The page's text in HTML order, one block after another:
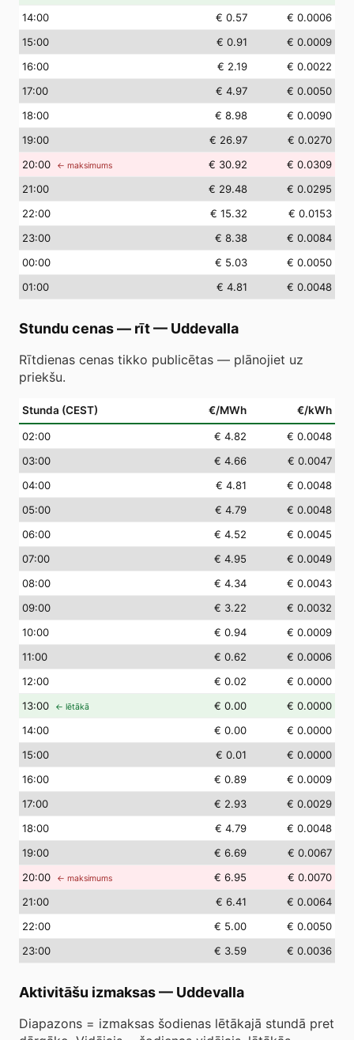
14:00 € 0.57
€ 0.0006
15:00 € 0.91
€ 0.0009
16:00 € 2.19
€ 0.0022
17:00 € 4.97
€ 0.0050
18:00 € 8.98
€ 0.0090
19:00 € 26.97
€ 0.0270
20:00 ← maksimums € 30.92
€ 0.0309
21:00 € 29.48
€ 0.0295
22:00 € 15.32
€ 0.0153
23:00 € 8.38
€ 0.0084
00:00 € 5.03
€ 0.0050
01:00 € 4.81 € 0.0048
Stundu cenas — rīt— Uddevalla
Rītdienas cenas tikko publicētas — plānojiet uz
priekšu.
Stunda (CEST) €/MWh €/kWh
02:00 € 4.82
€ 0.0048
03:00 € 4.66
€ 0.0047
04:00 € 4.81
€ 0.0048
05:00 € 4.79
€ 0.0048
06:00 € 4.52
€ 0.0045
07:00 € 4.95
€ 0.0049
08:00 € 4.34
€ 0.0043
09:00 € 3.22
€ 0.0032
10:00 € 0.94
€ 0.0009
11:00 € 0.62
€ 0.0006
12:00 € 0.02
€ 0.0000
13:00 ← lētākā € 0.00
€ 0.0000
14:00 € 0.00
€ 0.0000
15:00 € 0.01
€ 0.0000
16:00 € 0.89
€ 0.0009
17:00 € 2.93
€ 0.0029
18:00 € 4.79
€ 0.0048
19:00 € 6.69
€ 0.0067
20:00 ← maksimums € 6.95
€ 0.0070
21:00 € 6.41
€ 0.0064
22:00 € 5.00
€ 0.0050
23:00 € 3.59 € 0.0036
Aktivitāšu izmaksas— Uddevalla
Diapazons = izmaksas šodienas lētākajā stundā pret